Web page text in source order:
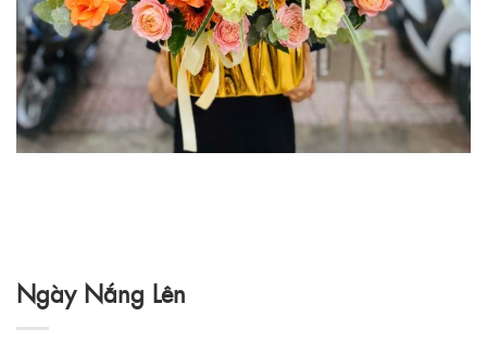
Ngày Nắng Lên